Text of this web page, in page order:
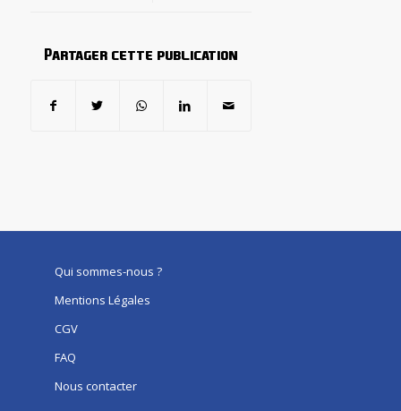
Partager cette publication
Qui sommes-nous ?
Mentions Légales
CGV
FAQ
Nous contacter